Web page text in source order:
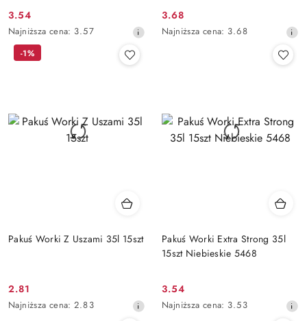
Cena
promocyjna:
3.54
Najniższa
cena
Najniższa cena: 3.57
Cena
promocyjna:
3.68
Najniższa
Najniższa cena: 3.68
Pakuś Worki Z Uszami 35l 15szt
Cena
promocyjna:
2.81
Najniższa
Najniższa cena: 2.83
-1%
Pakuś Worki Extra Strong 35l
15szt Niebieskie 5468
Cena
promocyjna:
3.54
Najniższa
Najniższa cena: 3.53